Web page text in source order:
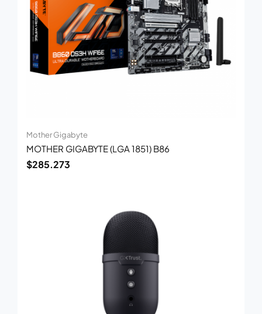
Mother Gigabyte
MOTHER GIGABYTE (LGA 1851) B86
$285.273